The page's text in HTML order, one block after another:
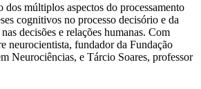
dos múltiplos aspectos do processamento
cognitivos no processo decisório e da
decisões e relações humanas. Com
neurocientista, fundador da Fundação
Neurociências, e Tárcio Soares, professor